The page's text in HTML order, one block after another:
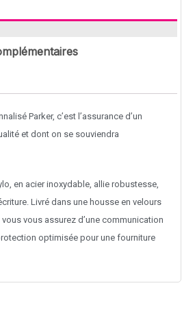
Parker, c’est l’assurance d’un
et dont on se souviendra
en acier inoxydable, allie robustesse,
Livré dans une housse en velours
vous assurez d’une communication
optimisée pour une fourniture